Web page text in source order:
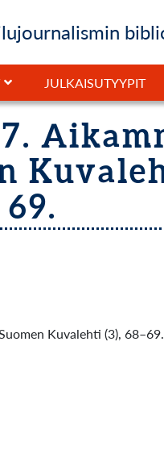
JULKAISUTYYPIT
69.
Kuvalehti (3), 68–69.